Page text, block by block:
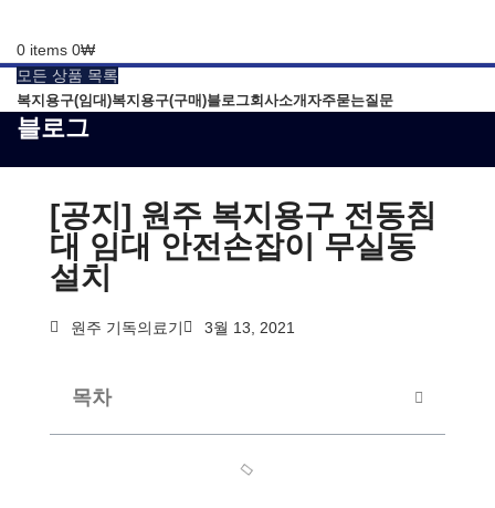
0 items 0₩
모든 상품 목록
복지용구(임대)복지용구(구매)블로그회사소개자주묻는질문
블로그
[공지] 원주 복지용구 전동침
대 임대 안전손잡이 무실동
설치
원주 기독의료기 3월 13, 2021
목차